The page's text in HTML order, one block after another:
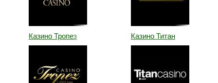
Казино Тропез Казино Титан